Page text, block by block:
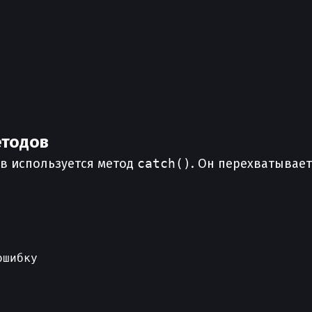
используется метод catch() . Он